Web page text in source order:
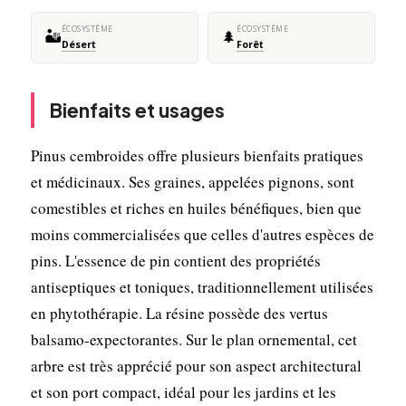
🏜️ÉCOSYSTÈME
Désert 🌲 ÉCOSYSTÈME
Forêt
Bienfaits et usages
Pinus cembroides offre plusieurs bienfaits pratiques
et médicinaux. Ses graines, appelées pignons, sont
comestibles et riches en huiles bénéfiques, bien que
moins commercialisées que celles d'autres espèces de
pins. L'essence de pin contient des propriétés
antiseptiques et toniques, traditionnellement utilisées
en phytothérapie. La résine possède des vertus
balsamo-expectorantes. Sur le plan ornemental, cet
arbre est très apprécié pour son aspect architectural
et son port compact, idéal pour les jardins et les